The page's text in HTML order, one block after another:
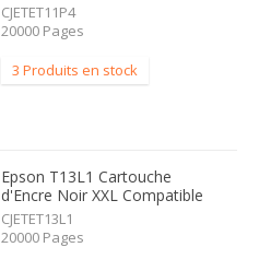
CJETET11P4
20000 Pages
3 Produits en stock
Epson T13L1 Cartouche
d'Encre Noir XXL Compatible
CJETET13L1
20000 Pages